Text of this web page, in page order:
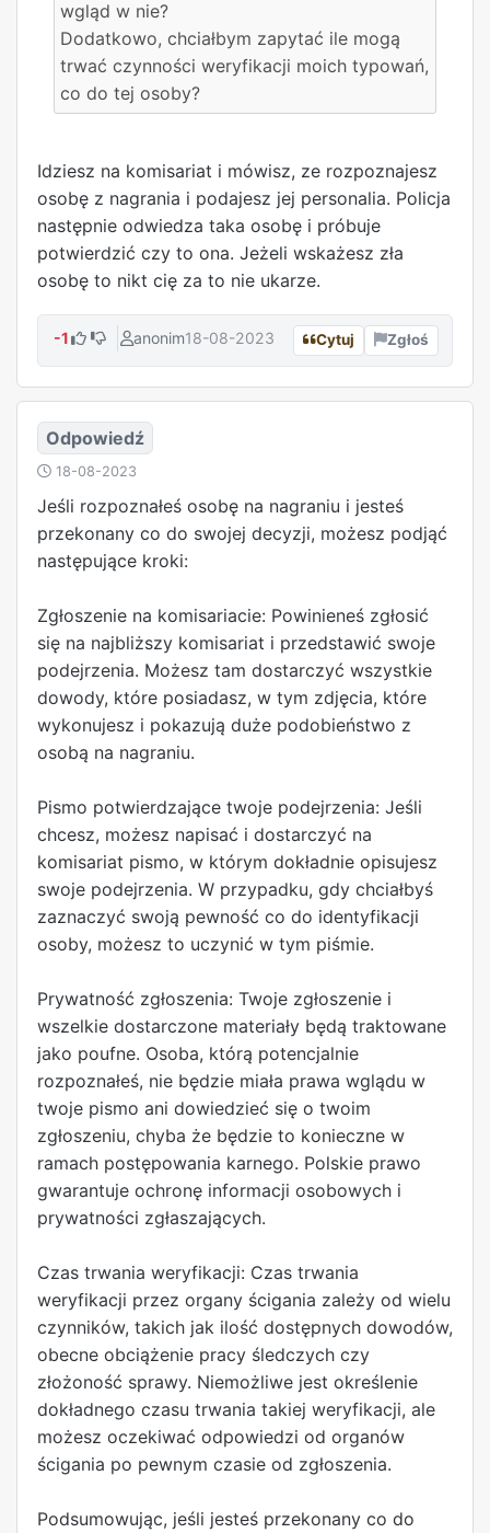
wgląd w nie?
Dodatkowo, chciałbym zapytać ile mogą
trwać czynności weryfikacji moich typowań,
co do tej osoby?
Idziesz na komisariat i mówisz, ze rozpoznajesz
osobę z nagrania i podajesz jej personalia. Policja
następnie odwiedza taka osobę i próbuje
potwierdzić czy to ona. Jeżeli wskażesz zła
osobę to nikt cię za to nie ukarze.
-1 anonim18-08-2023 Cytuj Zgłoś
Odpowiedź
18-08-2023
Jeśli rozpoznałeś osobę na nagraniu i jesteś
przekonany co do swojej decyzji, możesz podjąć
następujące kroki:
Zgłoszenie na komisariacie: Powinieneś zgłosić
się na najbliższy komisariat i przedstawić swoje
podejrzenia. Możesz tam dostarczyć wszystkie
dowody, które posiadasz, w tym zdjęcia, które
wykonujesz i pokazują duże podobieństwo z
osobą na nagraniu.
Pismo potwierdzające twoje podejrzenia: Jeśli
chcesz, możesz napisać i dostarczyć na
komisariat pismo, w którym dokładnie opisujesz
swoje podejrzenia. W przypadku, gdy chciałbyś
zaznaczyć swoją pewność co do identyfikacji
osoby, możesz to uczynić w tym piśmie.
Prywatność zgłoszenia: Twoje zgłoszenie i
wszelkie dostarczone materiały będą traktowane
jako poufne. Osoba, którą potencjalnie
rozpoznałeś, nie będzie miała prawa wglądu w
twoje pismo ani dowiedzieć się o twoim
zgłoszeniu, chyba że będzie to konieczne w
ramach postępowania karnego. Polskie prawo
gwarantuje ochronę informacji osobowych i
prywatności zgłaszających.
Czas trwania weryfikacji: Czas trwania
weryfikacji przez organy ścigania zależy od wielu
czynników, takich jak ilość dostępnych dowodów,
obecne obciążenie pracy śledczych czy
złożoność sprawy. Niemożliwe jest określenie
dokładnego czasu trwania takiej weryfikacji, ale
możesz oczekiwać odpowiedzi od organów
ścigania po pewnym czasie od zgłoszenia.
Podsumowując, jeśli jesteś przekonany co do